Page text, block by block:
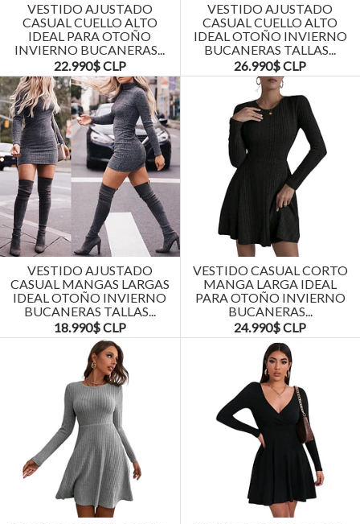
VESTIDO AJUSTADO
CASUAL CUELLO ALTO
IDEAL PARA OTOÑO
INVIERNO BUCANERAS...
22.990$ CLP
VESTIDO AJUSTADO
CASUAL CUELLO ALTO
IDEAL OTOÑO INVIERNO
BUCANERAS TALLAS...
26.990$ CLP
VESTIDO AJUSTADO
CASUAL MANGAS LARGAS
IDEAL OTOÑO INVIERNO
BUCANERAS TALLAS...
18.990$ CLP
VESTIDO CASUAL CORTO
MANGA LARGA IDEAL
PARA OTOÑO INVIERNO
BUCANERAS...
24.990$ CLP